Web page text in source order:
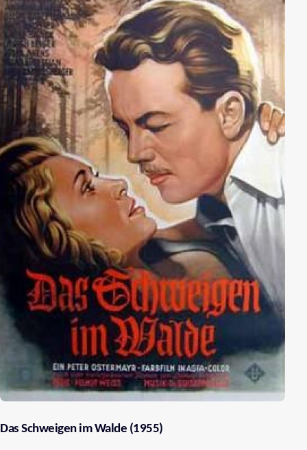
Das Schweigen im Walde (1955)